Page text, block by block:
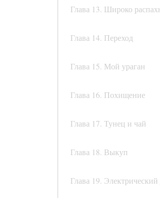
Глава 13. Широко
Глава 14. Переход
Глава 15. Мой ураган
Глава 16. Похищение
Глава 17. Тунец и чай
Глава 18. Выкуп
Глава 19.